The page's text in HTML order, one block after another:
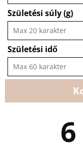
Születési súly (g)
Születési idő